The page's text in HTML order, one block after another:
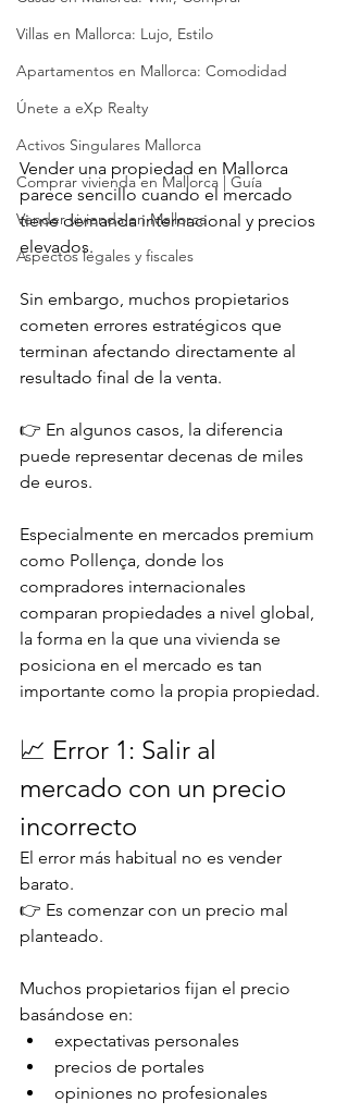
Villas en Mallorca: Lujo, Estilo
Apartamentos en Mallorca: Comodidad
Únete a eXp Realty
Activos Singulares Mallorca
Comprar vivienda en Mallorca | Guía
Vender vivienda en Mallorca
Aspectos legales y fiscales
Vender una propiedad en Mallorca
parece sencillo cuando el mercado
tiene demanda internacional y precios
elevados.
Sin embargo, muchos propietarios
cometen errores estratégicos que
terminan afectando directamente al
resultado final de la venta.
👉 En algunos casos, la diferencia
puede representar decenas de miles
de euros.
Especialmente en mercados premium
como Pollença, donde los
compradores internacionales
comparan propiedades a nivel global,
la forma en la que una vivienda se
posiciona en el mercado es tan
importante como la propia propiedad.
📈 Error 1: Salir al
mercado con un precio
incorrecto
El error más habitual no es vender
barato.
👉 Es comenzar con un precio mal
planteado.
Muchos propietarios fijan el precio
basándose en:
expectativas personales
precios de portales
opiniones no profesionales